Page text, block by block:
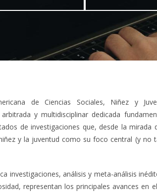
de Ciencias Sociales, Niñez y
y multidisciplinar dedicada
de investigaciones que, desde la mirada
y la juventud como su foco central (y no
investigaciones, análisis y meta-análisis
representan los principales avances en